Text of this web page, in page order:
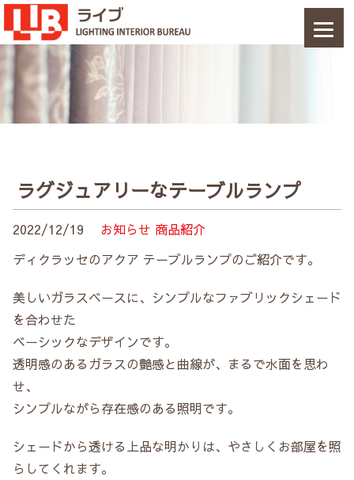
ラグジュアリーなテーブルランプ
2022/12/19 お知らせ 商品紹介
ディクラッセのアクア テーブルランプのご紹介です。
美しいガラスベースに、シンプルなファブリックシェード
を合わせた
ベーシックなデザインです。
透明感のあるガラスの艶感と曲線が、まるで水面を思わ
せ、
シンプルながら存在感のある照明です。
シェードから透ける上品な明かりは、やさしくお部屋を照
らしてくれます。